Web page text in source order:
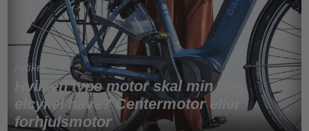
Hvilken type motor skal min nye
elcykel have? Centermotor eller
forhjulsmotor